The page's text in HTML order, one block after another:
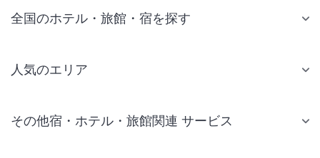
全国のホテル・旅館・宿を探す
人気のエリア
仙台 ホテル
その他宿・ホテル・旅館関連 サービス